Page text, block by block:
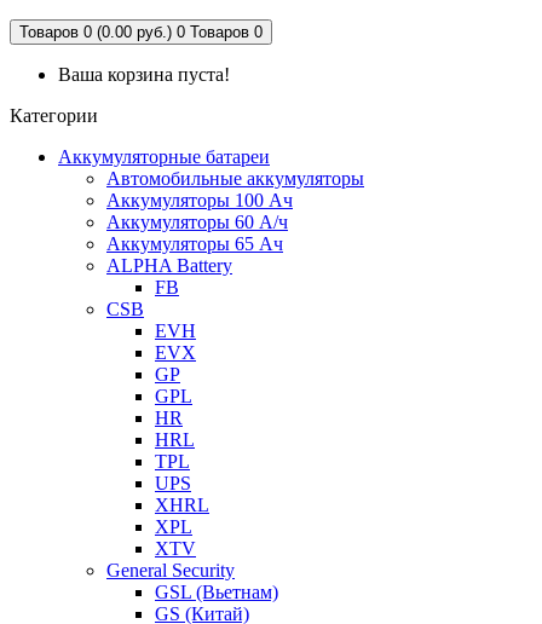
Товаров 0 (0.00 руб.) 0 Товаров 0
Ваша корзина пуста!
Категории
Аккумуляторные батареи
Автомобильные аккумуляторы
Аккумуляторы 100 Ач
Аккумуляторы 60 А/ч
Аккумуляторы 65 Ач
ALPHA Battery
FB
CSB
EVH
EVX
GP
GPL
HR
HRL
TPL
UPS
XHRL
XPL
XTV
General Security
GSL (Вьетнам)
GS (Китай)